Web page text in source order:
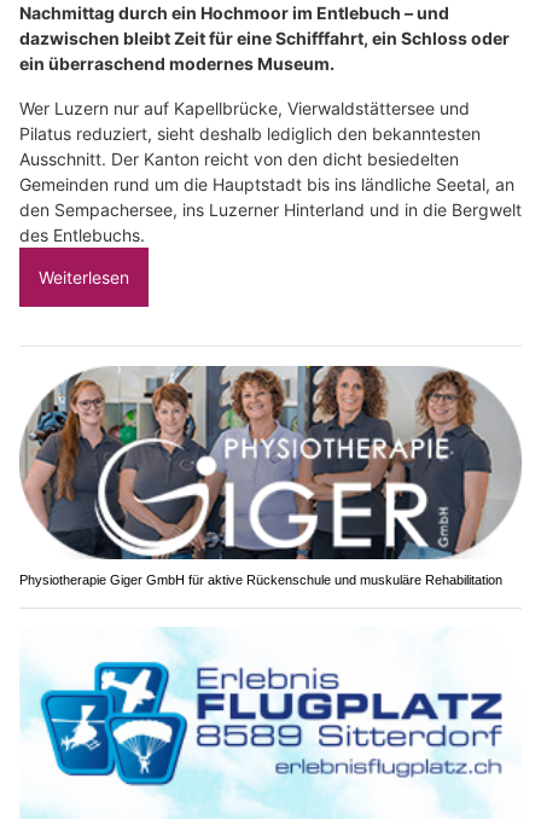
Nachmittag durch ein Hochmoor im Entlebuch – und
dazwischen bleibt Zeit für eine Schifffahrt, ein Schloss oder
ein überraschend modernes Museum.
Wer Luzern nur auf Kapellbrücke, Vierwaldstättersee und
Pilatus reduziert, sieht deshalb lediglich den bekanntesten
Ausschnitt. Der Kanton reicht von den dicht besiedelten
Gemeinden rund um die Hauptstadt bis ins ländliche Seetal, an
den Sempachersee, ins Luzerner Hinterland und in die Bergwelt
des Entlebuchs.
Weiterlesen
Physiotherapie Giger GmbH für aktive Rückenschule und muskuläre Rehabilitation